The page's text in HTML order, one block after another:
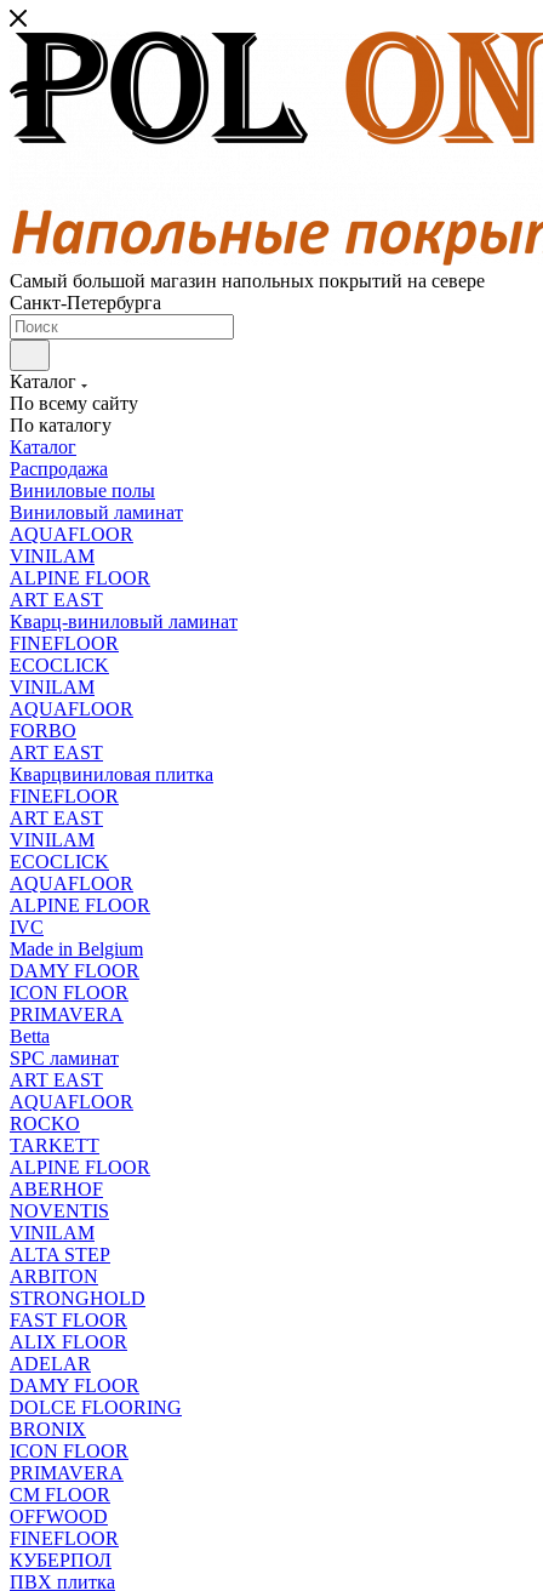
Самый большой магазин напольных покрытий на севере
Санкт-Петербурга
Каталог
По всему сайту
По каталогу
Каталог
Распродажа
Виниловые полы
Виниловый ламинат
AQUAFLOOR
VINILAM
ALPINE FLOOR
ART EAST
Кварц-виниловый ламинат
FINEFLOOR
ECOCLICK
VINILAM
AQUAFLOOR
FORBO
ART EAST
Кварцвиниловая плитка
FINEFLOOR
ART EAST
VINILAM
ECOCLICK
AQUAFLOOR
ALPINE FLOOR
IVC
Made in Belgium
DAMY FLOOR
ICON FLOOR
PRIMAVERA
Betta
SPC ламинат
ART EAST
AQUAFLOOR
ROCKO
TARKETT
ALPINE FLOOR
ABERHOF
NOVENTIS
VINILAM
ALTA STEP
ARBITON
STRONGHOLD
FAST FLOOR
ALIX FLOOR
ADELAR
DAMY FLOOR
DOLCE FLOORING
BRONIX
ICON FLOOR
PRIMAVERA
CM FLOOR
OFFWOOD
FINEFLOOR
КУБЕРПОЛ
ПВХ плитка